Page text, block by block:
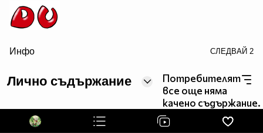
border=0>
Инфо СЛЕДВАЙ 2
Лично съдържание
Потребителят
все още няма
качено съдържание.